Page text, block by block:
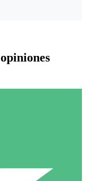
Sin compromiso